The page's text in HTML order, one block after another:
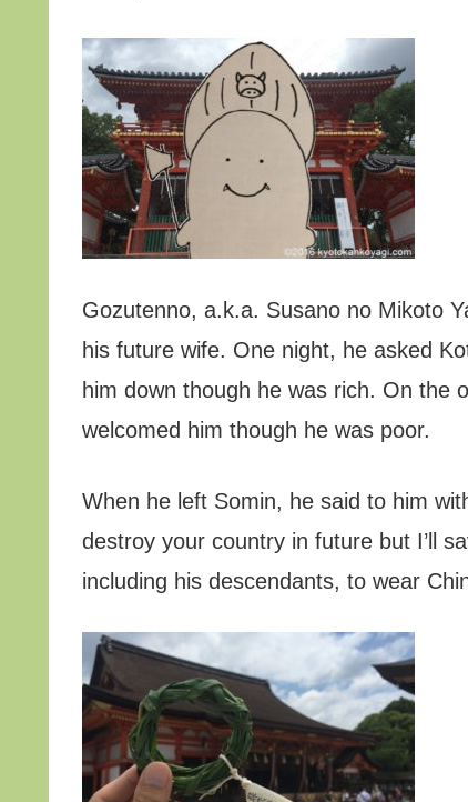
Gozutenno, a.k.a. Susano no Mikoto
his future wife. One night, he asked
him down though he was rich. On the
welcomed him though he was poor.
When he left Somin, he said to him
destroy your country in future but I’ll
including his descendants, to wear